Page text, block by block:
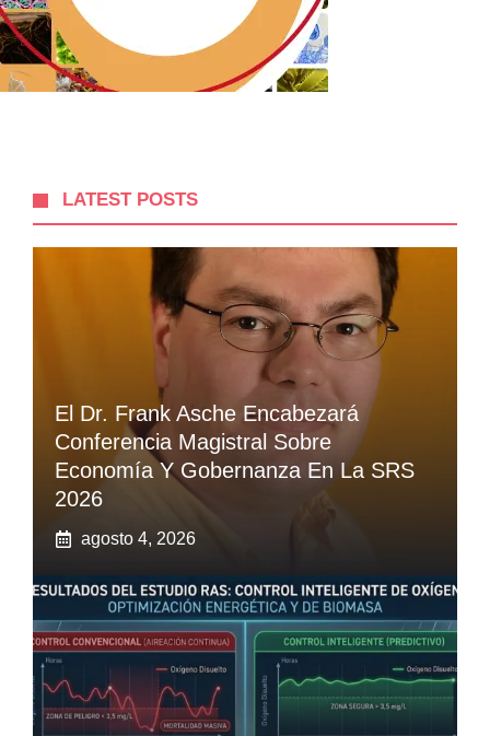
LATEST POSTS
El Dr. Frank Asche Encabezará
Conferencia Magistral Sobre
Economía Y Gobernanza En La SRS
2026
agosto 4, 2026